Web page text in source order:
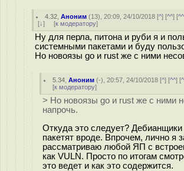
4.32 ,Аноним (13), 20:09, 24/10/2018 [^] [^^] [
[↓] [к модератору]
Ну для перла, питона и руби я и
системными пакетами и буду
Но новоязы go и rust же с ними
5.34 ,Аноним (-), 20:57, 24/10/2018 [^] [^^] [
[к модератору]
> Но новоязы go и rust же с ними
напрочь.
Откуда это следует? Дебианщики
пакетят вроде. Впрочем, лично я
рассматриваю любой ЯП с
как VULN. Просто по итогам
это ведет и как это содержится.